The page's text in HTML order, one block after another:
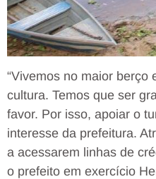
“Vivemos no maior
cultura. Temos que ser
favor. Por isso, apoiar o
interesse da prefeitura.
a acessarem linhas de
o prefeito em exercício